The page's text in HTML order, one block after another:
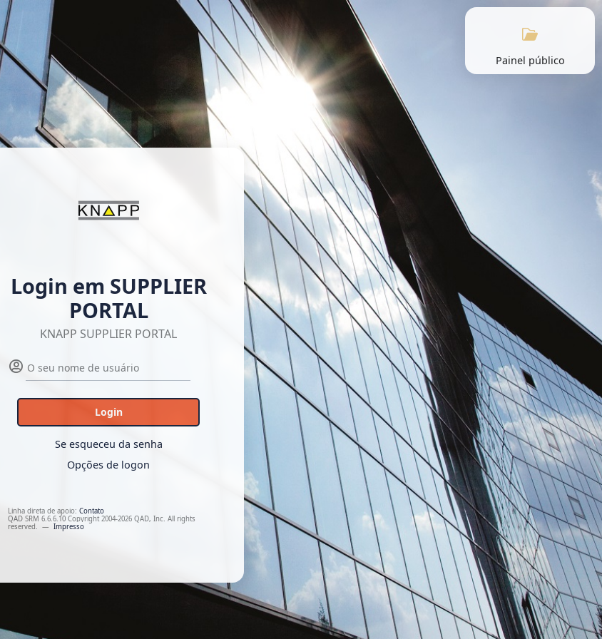
Login em SUPPLIER
PORTAL
KNAPP SUPPLIER PORTAL
Login
Se esqueceu da senha
Opções de logon
Linha direta de apoio: Contato
QAD SRM 6.6.6.10 Copyright 2004-2026 QAD, Inc. All rights
reserved. — Impresso
Painel público